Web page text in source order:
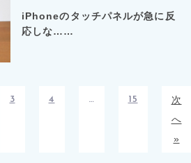
iPhoneのタッチパネルが急に反
応しな……
3 4 … 15
次
へ
»